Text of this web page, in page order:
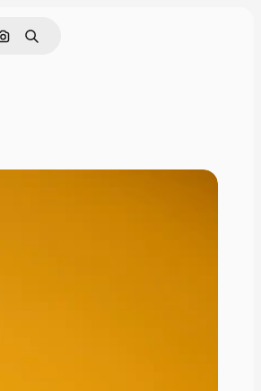
Pesquisar por imagem
Buscar